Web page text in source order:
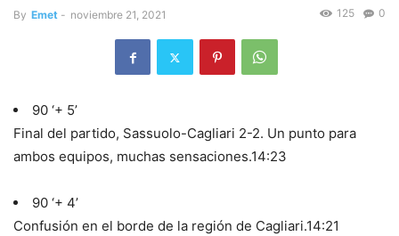
By Emet - noviembre 21, 2021 0
125
90 ‘+ 5’
Final del partido, Sassuolo-Cagliari 2-2. Un punto para
ambos equipos, muchas sensaciones.14:23
90 ‘+ 4’
Confusión en el borde de la región de Cagliari.14:21